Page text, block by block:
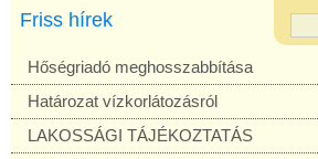
Friss hírek
Hőségriadó meghosszabbítása
Határozat vízkorlátozásról
LAKOSSÁGI TÁJÉKOZTATÁS